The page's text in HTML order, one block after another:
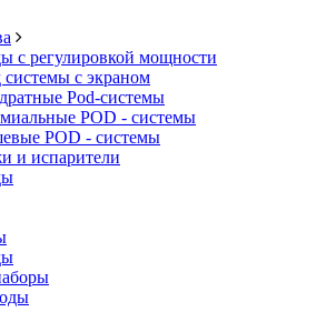
с регулировкой мощности
с экраном
Pod-системы
POD - системы
POD - системы
и испарители